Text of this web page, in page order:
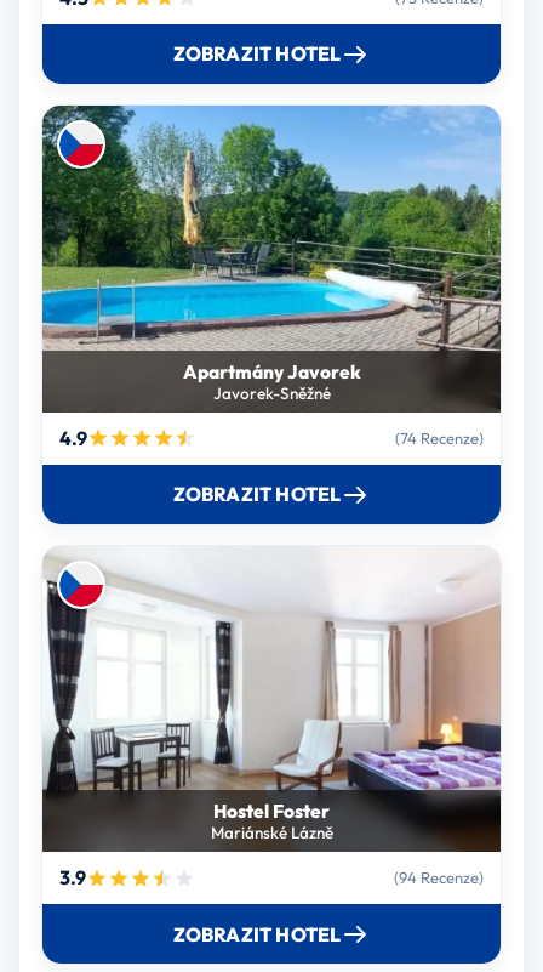
ZOBRAZIT HOTEL
Apartmány Javorek
Javorek-Sněžné
4.9 (74 Recenze)
ZOBRAZIT HOTEL
Hostel Foster
Mariánské Lázně
3.9 (94 Recenze)
ZOBRAZIT HOTEL